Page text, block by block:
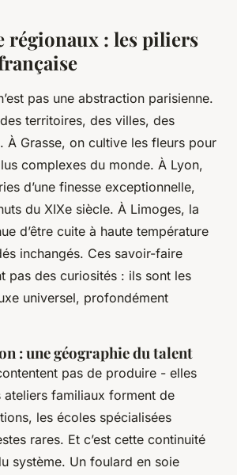
régionaux : les piliers
pas une abstraction parisienne.
territoires, des villes, des
À Grasse, on cultive les fleurs pour
complexes du monde. À Lyon,
d’une finesse exceptionnelle,
du XIXe siècle. À Limoges, la
d’être cuite à haute température
inchangés. Ces savoir-faire
pas des curiosités : ils sont les
universel, profondément
: une géographie du talent
pas de produire - elles
ateliers familiaux forment de
les écoles spécialisées
rares. Et c’est cette continuité
système. Un foulard en soie